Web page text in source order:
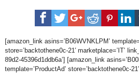
Amazon
[amazon_link asins=’B06WVNKLPM’
store=’backtothene0c-21′ marketplace=’IT’
89d2-45396d1ddb6a’] [amazon_link
template=’ProductAd’ store=’backtothene0c-